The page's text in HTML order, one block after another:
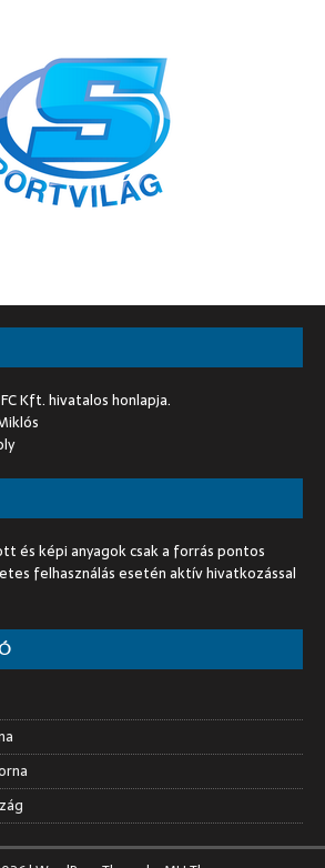
Kft. hivatalos honlapja.
és képi anyagok csak a forrás pontos
felhasználás esetén aktív hivatkozással